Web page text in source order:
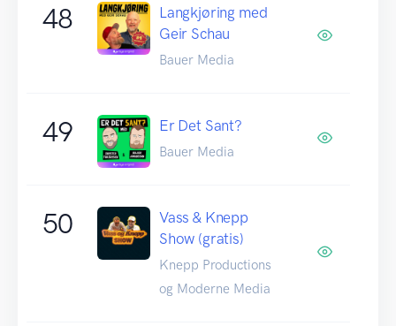
48
Langkjøring med
Geir Schau
Bauer Media
49 Er Det Sant?
Bauer Media
50
Vass & Knepp
Show (gratis)
Knepp Productions
og Moderne Media